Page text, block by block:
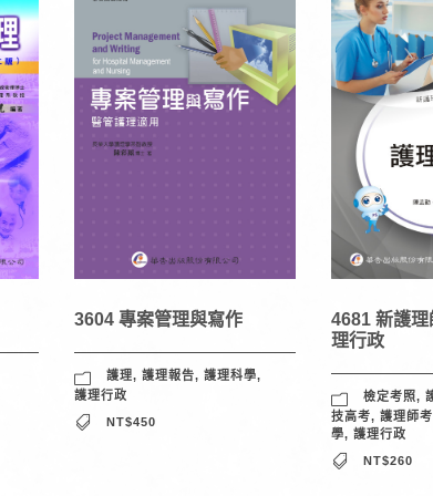
3604 專案管理與寫作
護理, 護理報告, 護理科學,
護理行政
NT$450
4681 新護
理行政
檢定考照,
技高考, 護理師
學, 護理行政
NT$260